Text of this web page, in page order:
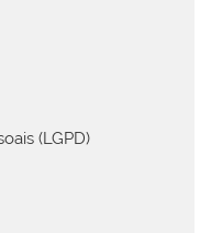
(LGPD)